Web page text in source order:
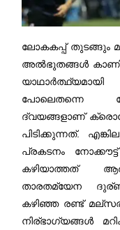
ലോകകപ്പ്
അൽഭുതങ്ങൾ
യാഥാര്‍ത്ഥ്യമായി
പോലെതന്നെ
ദ്വയങ്ങളാണ്
പിടിക്കുന്നത്.
പ്രകടനം
കഴിയാത്തത്
താരതമ്യേന
കഴിഞ്ഞ രണ്ട്
നിര്ഭാഗ്യങ്ങള്‍